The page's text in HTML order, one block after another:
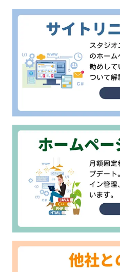
カテゴリメニュー